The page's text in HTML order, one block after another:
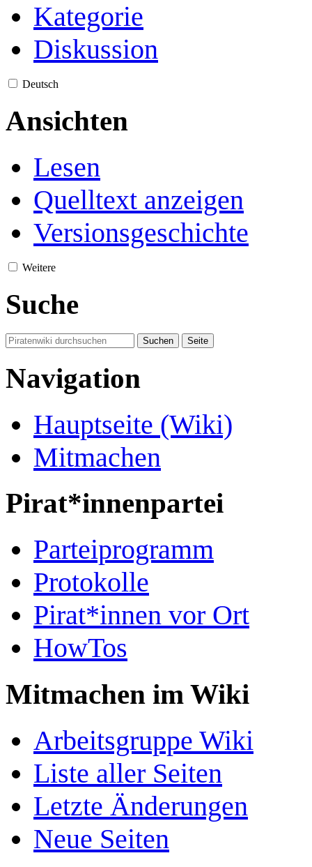
Kategorie
Diskussion
Deutsch
Ansichten
Lesen
Quelltext anzeigen
Versionsgeschichte
Weitere
Suche
Navigation
Hauptseite (Wiki)
Mitmachen
Pirat*innenpartei
Parteiprogramm
Protokolle
Pirat*innen vor Ort
HowTos
Mitmachen im Wiki
Arbeitsgruppe Wiki
Liste aller Seiten
Letzte Änderungen
Neue Seiten